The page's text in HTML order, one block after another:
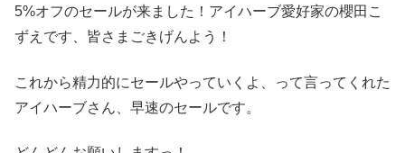
5%オフのセールが来ました！アイハーブ愛好家の櫻田こ
ずえです、皆さまごきげんよう！
これから精力的にセールやっていくよ、って言ってくれた
アイハーブさん、早速のセールです。